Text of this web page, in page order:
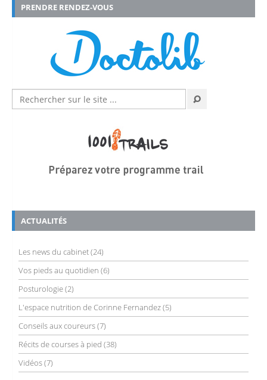
PRENDRE RENDEZ-VOUS
ACTUALITÉS
Les news du cabinet(24)
Vos pieds au quotidien (6)
Posturologie(2)
L'espace nutrition de Corinne Fernandez(5)
Conseils aux coureurs(7)
Récits de courses à pied (38)
Vidéos(7)